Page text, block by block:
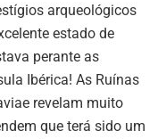
arqueológicos
estado de
perante as
Ibérica! As Ruínas
revelam muito
que terá sido um